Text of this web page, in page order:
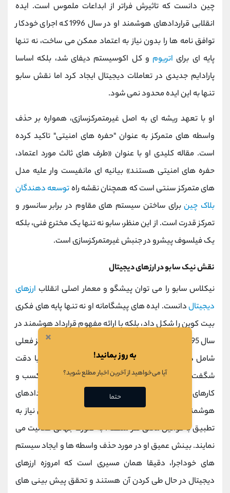
‌چین دانست که تاثیرش فراتر از ابداعات ملموس است. ایده
انقلابی قراردادهای هوشمند او در سال 1996 که اجرای خودکار
توافق ‌نامه‌ ها را بدون نیاز به اعتماد ممکن می ‌ساخت، نه تنها
پایه ‌ای برای اتریوم و کل اکوسیستم دیفای شد، بلکه اساسا
پارادایم جدیدی در تعاملات دیجیتال ایجاد کرد اما نقش سابو
تنها به این ایده محدود نمی ‌شود.
او با تعهد ریشه ‌ای به اصل غیرمتمرکزسازی، همواره بر حذف
واسطه‌ های متمرکز به عنوان "حفره‌ های امنیتی" تاکید کرده
است. مقاله کلیدی او با عنوان «طرف‌ های ثالث مورد اعتماد،
حفره‌ های امنیتی هستند» بیانیه ‌ای مانفیست وار علیه مدل
‌های متمرکز سنتی است که همچنان نقشه راهتوسعه ‌دهندگان
بلاک ‌چینبرای ساختن سیستم ‌های مقاوم در برابر سانسور و
تمرکز قدرت است. از این منظر، سابو نه تنها یک مخترع فنی، بلکه
یک فیلسوف پیشرو در جنبش غیرمتمرکزسازی است.
نقش نیک سابو در ارزهای دیجیتال
نیکلاس سابو را می ‌توان پیشگو و معمار اصلی انقلاب ارزهای
دیجیتالدانست. ایده ‌های پیشگامانه او نه تنها پایه ‌های فکری
بیت‌ کوین را شکل داد، بلکه با ارائه مفهوم قرارداد هوشمند در
سال 1995، اساس خلق اتریوم و کل اکوسیستم غیرمتمرکز فعلی
شامل دیفای،
ها وDAOها را بنیان نهاد. سابو با دقت
شگفت ‌انگیزی تحولاتآیندهرا پیش ‌بینی کرد: ظهور کسب ‌و
کارهای کوچک اما چندملیتی که با استفاده از قراردادهای
هوشمند، هزینه ‌های حقوقی را حذف می‌ کنند و بدون نیاز به
تطبیق با قوانین محلی هر منطقه، به صورت جهانی فعالیت می
‌نمایند. بینش عمیق او در مورد حذف واسطه ‌ها و ایجاد سیستم
‌های خوداجرا، دقیقا همان مسیری است که امروزه ارزهای
دیجیتال در حال طی کردن آن هستند و تحقق پیش‌ بینی‌ های
×
به روز بمانید!
آیا می‌خواهید از آخرین اخبار مطلع شوید؟
حتما